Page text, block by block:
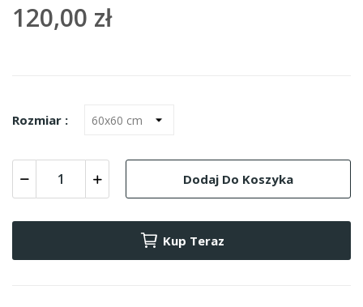
120,00 zł
Rozmiar :
Dodaj Do Koszyka
Kup Teraz